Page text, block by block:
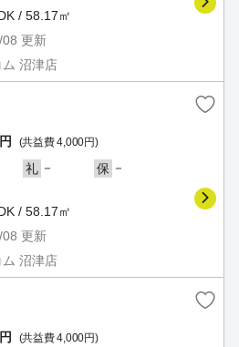
/ 58.17㎡
更新
沼津店
(共益費 4,000円)
礼 － 保 －
/ 58.17㎡
更新
沼津店
(共益費 4,000円)